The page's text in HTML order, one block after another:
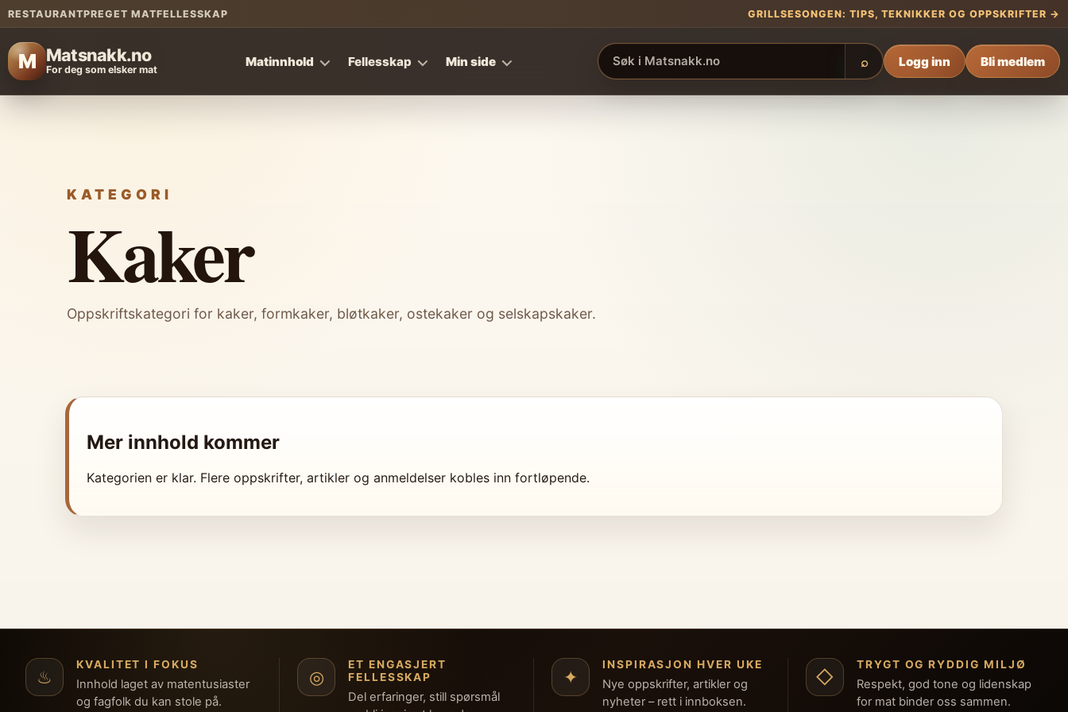
RESTAURANTPREGET MATFELLESSKAP GRILLSESONGEN: TIPS, TEKNIKKER OG OPPSKRIFTER →
M Matsnakk.no
For deg som elsker mat
Matinnhold Fellesskap Min side Søk i Matsnakk.no ⌕ Logg inn Bli medlem
KATEGORI
Kaker
Oppskriftskategori for kaker, formkaker, bløtkaker, ostekaker og selskapskaker.
Mer innhold kommer
Kategorien er klar. Flere oppskrifter, artikler og anmeldelser kobles inn fortløpende.
♨
KVALITET I FOKUS
Innhold laget av matentusiaster
og fagfolk du kan stole på.
◎
ET ENGASJERT
FELLESSKAP
Del erfaringer, still spørsmål
✦
INSPIRASJON HVER UKE
Nye oppskrifter, artikler og
nyheter – rett i innboksen.
◇
TRYGT OG RYDDIG MILJØ
Respekt, god tone og lidenskap
for mat binder oss sammen.